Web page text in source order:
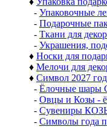
- Упаковочные
- Подарочные
- Ткани для
- Украшения,
♦ Носки для
♦ Мелочи для
♦ Символ 2027
- Ёлочные шары
- Овцы и Козы -
- Сувениры
- Символы года